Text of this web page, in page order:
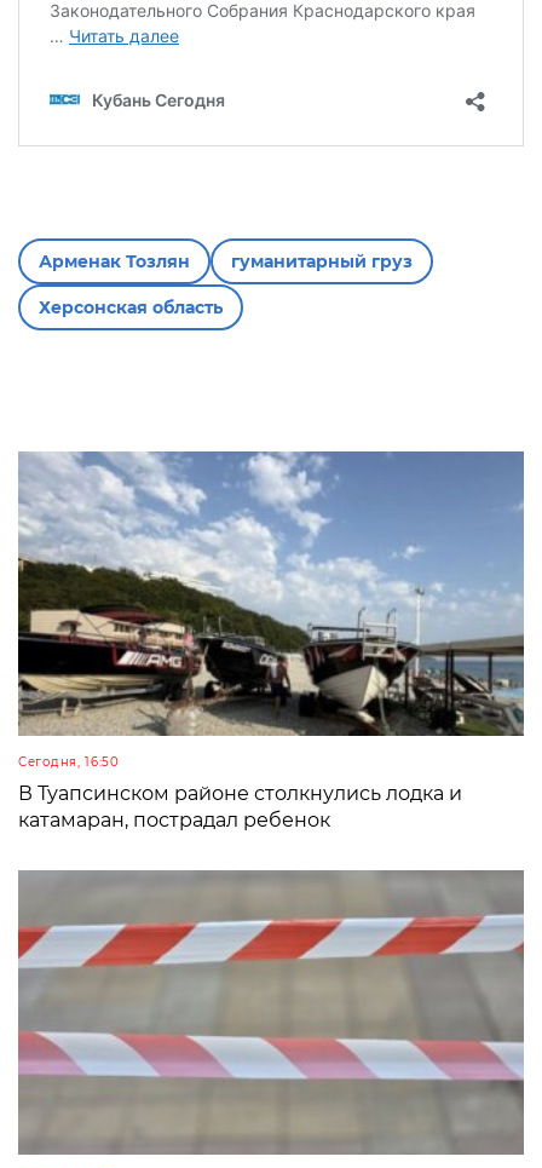
Арменак Тозлян гуманитарный груз
Херсонская область
Сегодня, 16:50
В Туапсинском районе столкнулись лодка и
катамаран, пострадал ребенок